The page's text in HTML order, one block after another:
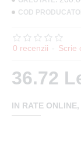
COD
0 recenzii - Scrie
36.72
IN RATE